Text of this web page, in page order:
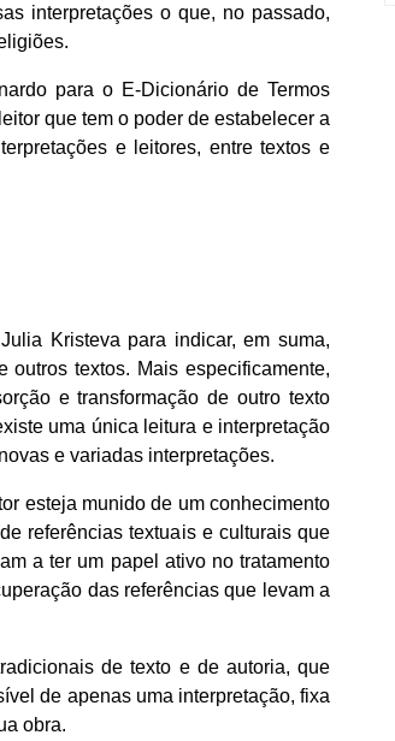
interpretações o que, no passado,
para o E-Dicionário de Termos
que tem o poder de estabelecer a
e leitores, entre textos e
Kristeva para indicar, em suma,
textos. Mais especificamente,
e transformação de outro texto
uma única leitura e interpretação
e variadas interpretações.
esteja munido de um conhecimento
referências textuais e culturais que
a ter um papel ativo no tratamento
das referências que levam a
de texto e de autoria, que
de apenas uma interpretação, fixa
obra.